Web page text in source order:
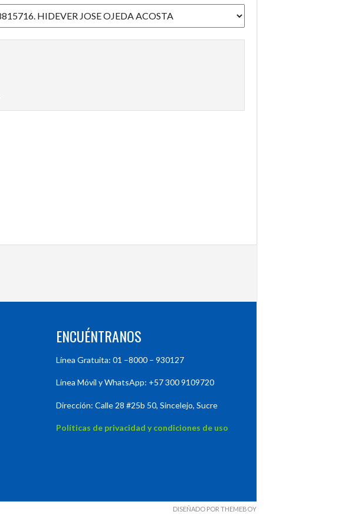
ENCUÉNTRANOS
Línea Gratuita: 01 –8000 – 930127
Línea Móvil y WhatsApp: +57 300 9109720
Dirección: Calle 28 #25b 50, Sincelejo, Sucre
Políticas de privacidad y condiciones de uso
DISEÑADO POR THEMEBOY